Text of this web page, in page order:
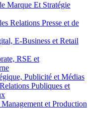
Marque Et Stratégie
Relations Presse et de
E-Business et Retail
RSE et
Publicité et Médias
Publiques et
et Production